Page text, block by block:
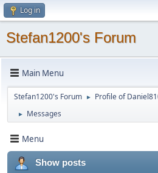
Log in
Stefan1200's Forum
Main Menu
Stefan1200's Forum ► Profile of
► Messages
Menu
Show posts